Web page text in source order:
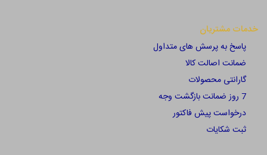
خدمات مشتریان
پاسخ به پرسش های متداول
ضمانت اصالت کالا
گارانتی محصولات
7 روز ضمانت بازگشت وجه
درخواست پیش فاکتور
ثبت شکایات